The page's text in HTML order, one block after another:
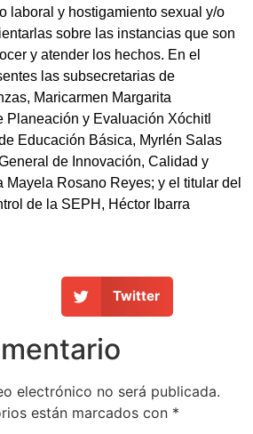
laboral y hostigamiento sexual y/o
sobre las instancias que son
y atender los hechos. En el
las subsecretarias de
Maricarmen Margarita
Planeación y Evaluación Xóchitl
Educación Básica, Myrlén Salas
de Innovación, Calidad y
Mayela Rosano Reyes; y el titular del
de la SEPH, Héctor Ibarra
Twitter
electrónico no será publicada.
están marcados con *